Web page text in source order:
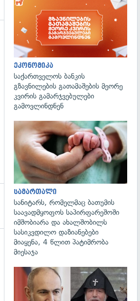
გადახედვა
ეკონომიკა
საქართველოს ბანკის
გზავნილების გათამაშების მეორე
კვირის გამარჯვებულები
გამოვლინდნენ
სამართალი
სანიტარს, რომელმაც ბათუმის
საავადმყოფოს საპირფარეშოში
იმშობიარა და ახალშობილს
სასიკვდილო დაზიანებები
მიაყენა, 4 წლით პატიმრობა
მიესაჯა